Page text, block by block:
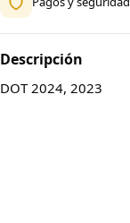
Descripción
DOT 2024, 2023